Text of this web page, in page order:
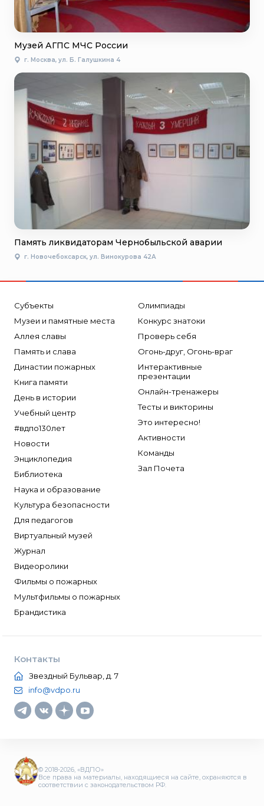
Музей АГПС МЧС России
г. Москва, ул. Б. Галушкина 4
Память ликвидаторам Чернобыльской аварии
г. Новочебоксарск, ул. Винокурова 42А
Субъекты
Музеи и памятные места
Аллея славы
Память и слава
Династии пожарных
Книга памяти
День в истории
Учебный центр
#вдпо130лет
Новости
Энциклопедия
Библиотека
Наука и образование
Культура безопасности
Для педагогов
Виртуальный музей
Журнал
Видеоролики
Фильмы о пожарных
Мультфильмы о пожарных
Брандистика
Олимпиады
Конкурс знатоки
Проверь себя
Огонь-друг, Огонь-враг
Интерактивные
презентации
Онлайн-тренажеры
Тесты и викторины
Это интересно!
Активности
Команды
Зал Почета
Контакты
Звездный Бульвар, д. 7
info@vdpo.ru
© 2018-2026, «ВДПО»
Все права на материалы, находящиеся на сайте, охраняются в
соответствии с законодательством РФ.